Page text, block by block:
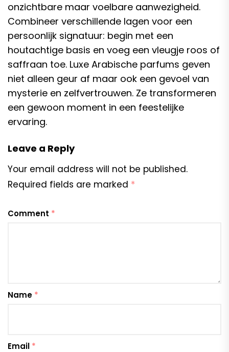
onzichtbare maar voelbare aanwezigheid.
Combineer verschillende lagen voor een
persoonlijk signatuur: begin met een
houtachtige basis en voeg een vleugje roos of
saffraan toe. Luxe Arabische parfums geven
niet alleen geur af maar ook een gevoel van
mysterie en zelfvertrouwen. Ze transformeren
een gewoon moment in een feestelijke
ervaring.
Leave a Reply
Your email address will not be published.
Required fields are marked *
Comment *
Name *
Email *